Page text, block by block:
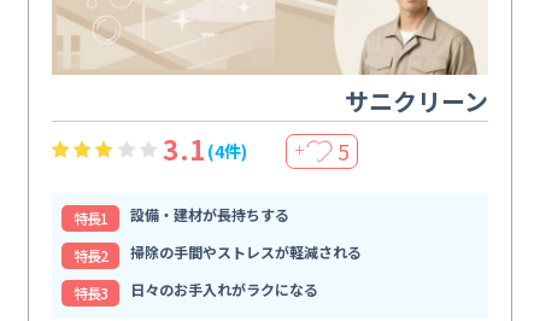
サニクリーン
3.1 (4件) ＋ 5
特⻑1
設備・建材が長持ちする
特⻑2
掃除の手間やストレスが軽減される
特⻑3
日々のお手入れがラクになる